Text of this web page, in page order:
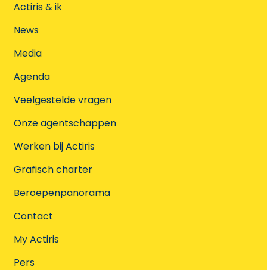
Actiris & ik
News
Media
Agenda
Veelgestelde vragen
Onze agentschappen
Werken bij Actiris
Grafisch charter
Beroepenpanorama
Contact
My Actiris
Pers